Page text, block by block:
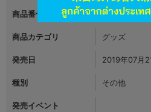
商品番号 L06480821
商品カテゴリ グッズ
発売日 2019年07月
種別 その他
発売イベント